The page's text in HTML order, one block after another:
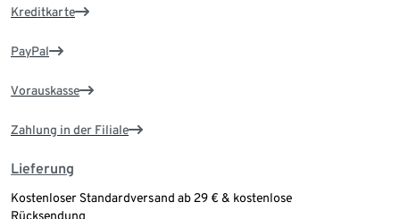
Kreditkarte
PayPal
Vorauskasse
Zahlung in der Filiale
Lieferung
Kostenloser Standardversand ab 29 € & kostenlose
Rücksendung